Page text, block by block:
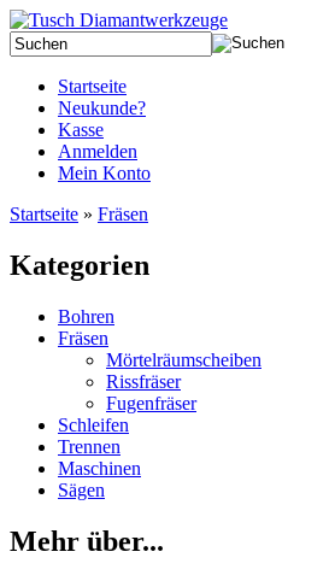
Startseite
Neukunde?
Kasse
Anmelden
Mein Konto
Startseite » Fräsen
Kategorien
Bohren
Fräsen
Mörtelräumscheiben
Rissfräser
Fugenfräser
Schleifen
Trennen
Maschinen
Sägen
Mehr über...